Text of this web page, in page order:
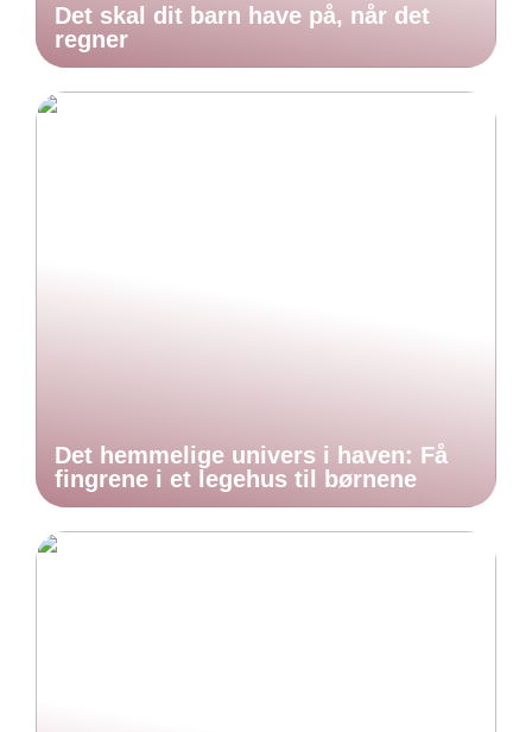
Det skal dit barn have på, når det
regner
Det hemmelige univers i haven: Få
fingrene i et legehus til børnene